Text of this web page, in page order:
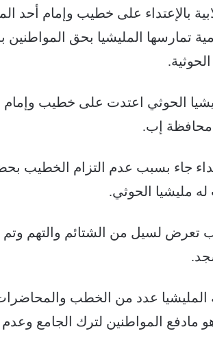
بالإعتداء على خطيب وإمام
تمارسها المليشيا بحق
الحوثي اعتدت على خطيب وإمام
محافظة إب.
جاء بسبب عدم التزام الخطيب
مليشيا الحوثي.
تعرض لسيل من الشتائم والتهم وتم
عدد من الخطب
مادفع المواطنين لترك الجامع